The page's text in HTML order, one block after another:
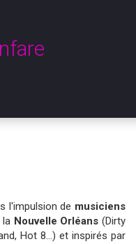
l'impulsion de musiciens
la Nouvelle Orléans (Dirty
Hot 8...) et inspirés par